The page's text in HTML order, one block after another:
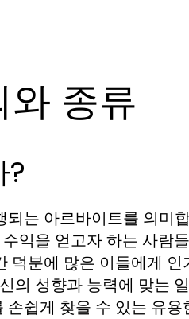
종류
?
는 아르바이트를 의미
익을 얻고자 하는 사람
덕분에 많은 이들에게
의 성향과 능력에 맞는
손쉽게 찾을 수 있는 유